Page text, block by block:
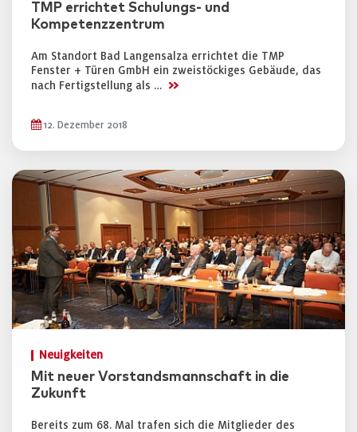
TMP errichtet Schulungs- und
Kompetenzzentrum
Am Standort Bad Langensalza errichtet die TMP
Fenster + Türen GmbH ein zweistöckiges Gebäude, das
nach Fertigstellung als … >>
12. Dezember 2018
Neuigkeiten
Mit neuer Vorstandsmannschaft in die
Zukunft
Bereits zum 68. Mal trafen sich die Mitglieder des